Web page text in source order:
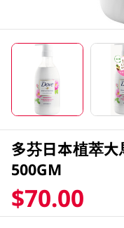
多芬日本植萃
500GM
$70.00